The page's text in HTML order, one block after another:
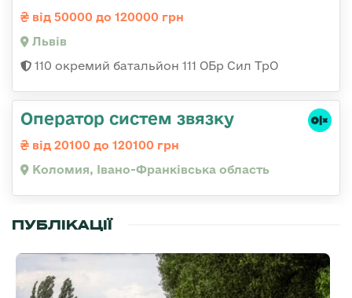
від 50000 до 120000 грн
Львів
110 окремий батальйон 111 ОБр Сил ТрО
Оператор систем звязку
від 20100 до 120100 грн
Коломия, Івано-Франківська область
ПУБЛІКАЦІЇ